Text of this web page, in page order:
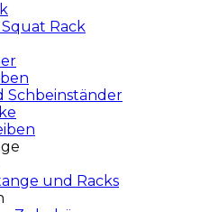
Rack
Schbeinständer
und Racks